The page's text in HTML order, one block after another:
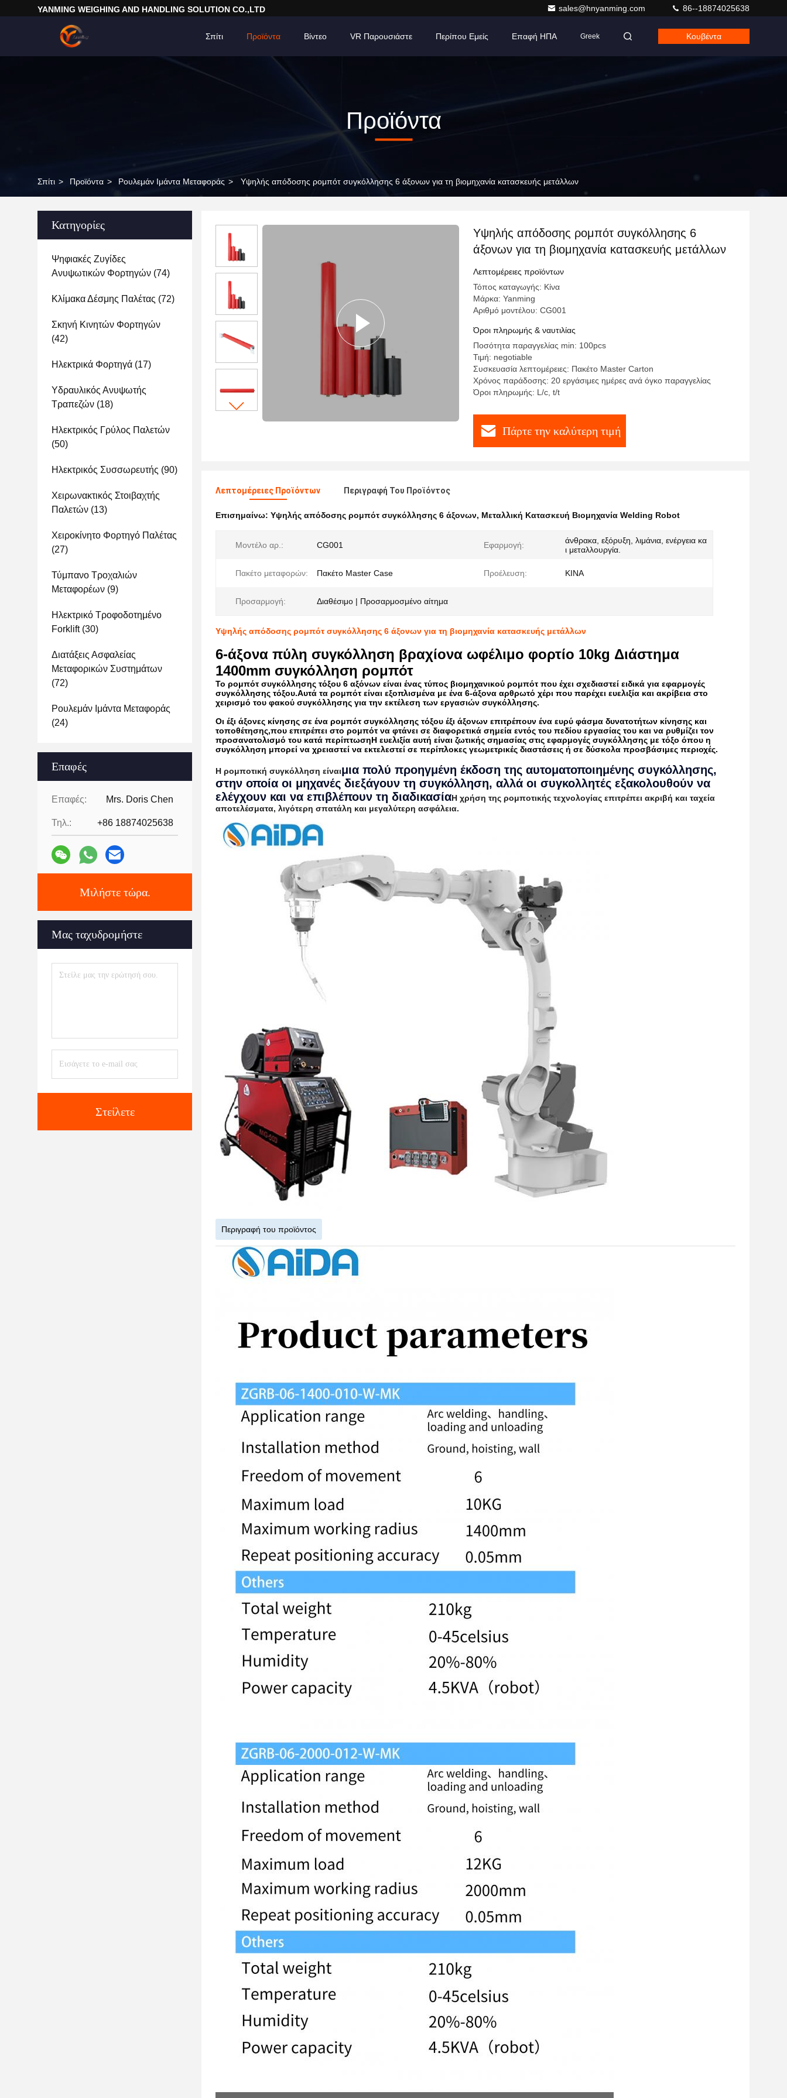
YANMING WEIGHING AND HANDLING SOLUTION CO.,LTD sales@hnyanming.com 86--18874025638
Σπίτι Προϊόντα Βίντεο VR Παρουσιάστε Περίπου Εμείς Επαφή ΗΠΑ Greek Κουβέντα
Προϊόντα
Σπίτι > Προϊόντα > Ρουλεμάν Ιμάντα Μεταφοράς > Υψηλής απόδοσης ρομπότ συγκόλλησης 6 άξονων για τη βιομηχανία κατασκευής μετάλλων
Κατηγορίες
Ψηφιακές Ζυγίδες
Ανυψωτικών Φορτηγών (74)
Κλίμακα Δέσμης Παλέτας (72)
Σκηνή Κινητών Φορτηγών
(42)
Ηλεκτρικά Φορτηγά (17)
Υδραυλικός Ανυψωτής
Τραπεζών (18)
Ηλεκτρικός Γρύλος Παλετών
(50)
Ηλεκτρικός Συσσωρευτής (90)
Χειρωνακτικός Στοιβαχτής
Παλετών (13)
Χειροκίνητο Φορτηγό Παλέτας
(27)
Τύμπανο Τροχαλιών
Μεταφορέων (9)
Ηλεκτρικό Τροφοδοτημένο
Forklift(30)
Διατάξεις Ασφαλείας
Μεταφορικών Συστημάτων
(72)
Ρουλεμάν Ιμάντα Μεταφοράς
(24)
Επαφές
Επαφές: Mrs. Doris Chen
Τηλ.: +86 18874025638
Μιλήστε τώρα.
Μας ταχυδρομήστε
Στείλετε
Υψηλής απόδοσης ρομπότ συγκόλλησης 6
άξονων για τη βιομηχανία κατασκευής μετάλλων
Λεπτομέρειες προϊόντων
Τόπος καταγωγής: Κίνα
Μάρκα: Yanming
Αριθμό μοντέλου: CG001
Όροι πληρωμής & ναυτιλίας
Ποσότητα παραγγελίας min: 100pcs
Τιμή: negotiable
Συσκευασία λεπτομέρειες: Πακέτο Master Carton
Χρόνος παράδοσης: 20 εργάσιμες ημέρες ανά όγκο παραγγελίας
Όροι πληρωμής: L/c, t/t
Πάρτε την καλύτερη τιμή
Λεπτομέρειες Προϊόντων Περιγραφή Του Προϊόντος
Επισημαίνω: Υψηλής απόδοσης ρομπότ συγκόλλησης 6 άξονων, Μεταλλική Κατασκευή Βιομηχανία Welding Robot
Μοντέλο αρ.: CG001 Εφαρμογή:
άνθρακα, εξόρυξη, λιμάνια, ενέργεια κα
ι μεταλλουργία.
Πακέτο μεταφορών: Πακέτο Master Case Προέλευση: ΚΙΝΑ
Προσαρμογή: Διαθέσιμο | Προσαρμοσμένο αίτημα
Υψηλής απόδοσης ρομπότ συγκόλλησης 6 άξονων για τη βιομηχανία κατασκευής μετάλλων
6-άξονα πύλη συγκόλληση βραχίονα ωφέλιμο φορτίο 10kg Διάστημα
1400mm συγκόλληση ρομπότ
Το ρομπότ συγκόλλησης τόξου 6 αξόνων είναι ένας τύπος βιομηχανικού ρομπότ που έχει σχεδιαστεί ειδικά για εφαρμογές
συγκόλλησης τόξου.Αυτά τα ρομπότ είναι εξοπλισμένα με ένα 6-άξονα αρθρωτό χέρι που παρέχει ευελιξία και ακρίβεια στο
χειρισμό του φακού συγκόλλησης για την εκτέλεση των εργασιών συγκόλλησης.
Οι έξι άξονες κίνησης σε ένα ρομπότ συγκόλλησης τόξου έξι άξονων επιτρέπουν ένα ευρύ φάσμα δυνατοτήτων κίνησης και
τοποθέτησης,που επιτρέπει στο ρομπότ να φτάνει σε διαφορετικά σημεία εντός του πεδίου εργασίας του και να ρυθμίζει τον
προσανατολισμό του κατά περίπτωσηΗ ευελιξία αυτή είναι ζωτικής σημασίας στις εφαρμογές συγκόλλησης με τόξο όπου η
συγκόλληση μπορεί να χρειαστεί να εκτελεστεί σε περίπλοκες γεωμετρικές διαστάσεις ή σε δύσκολα προσβάσιμες περιοχές.
Η ρομποτική συγκόλληση είναιμια πολύ προηγμένη έκδοση της αυτοματοποιημένης συγκόλλησης,
στην οποία οι μηχανές διεξάγουν τη συγκόλληση, αλλά οι συγκολλητές εξακολουθούν να
ελέγχουν και να επιβλέπουν τη διαδικασίαΗ χρήση της ρομποτικής τεχνολογίας επιτρέπει ακριβή και ταχεία
αποτελέσματα, λιγότερη σπατάλη και μεγαλύτερη ασφάλεια.
Περιγραφή του προϊόντος